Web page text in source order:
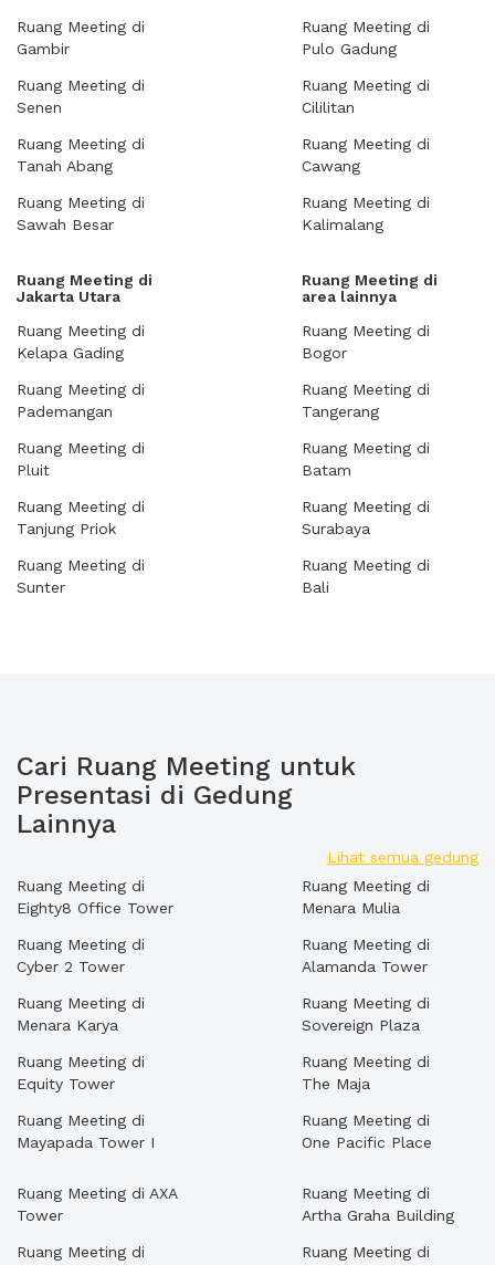
Ruang Meeting di
Gambir
Ruang Meeting di
Senen
Ruang Meeting di
Tanah Abang
Ruang Meeting di
Sawah Besar
Ruang Meeting di
Pulo Gadung
Ruang Meeting di
Cililitan
Ruang Meeting di
Cawang
Ruang Meeting di
Kalimalang
Ruang Meeting di
Jakarta Utara
Ruang Meeting di
Kelapa Gading
Ruang Meeting di
Pademangan
Ruang Meeting di
Pluit
Ruang Meeting di
Tanjung Priok
Ruang Meeting di
Sunter
Ruang Meeting di
area lainnya
Ruang Meeting di
Bogor
Ruang Meeting di
Tangerang
Ruang Meeting di
Batam
Ruang Meeting di
Surabaya
Ruang Meeting di
Bali
Cari Ruang Meeting untuk
Presentasi di Gedung
Lainnya
Lihat semua gedung
Ruang Meeting di
Eighty8 Office Tower
Ruang Meeting di
Cyber 2 Tower
Ruang Meeting di
Menara Karya
Ruang Meeting di
Equity Tower
Ruang Meeting di
Mayapada Tower I
Ruang Meeting di
Menara Mulia
Ruang Meeting di
Alamanda Tower
Ruang Meeting di
Sovereign Plaza
Ruang Meeting di
The Maja
Ruang Meeting di
One Pacific Place
Ruang Meeting di AXA
Tower
Ruang Meeting di
Ruang Meeting di
Artha Graha Building
Ruang Meeting di